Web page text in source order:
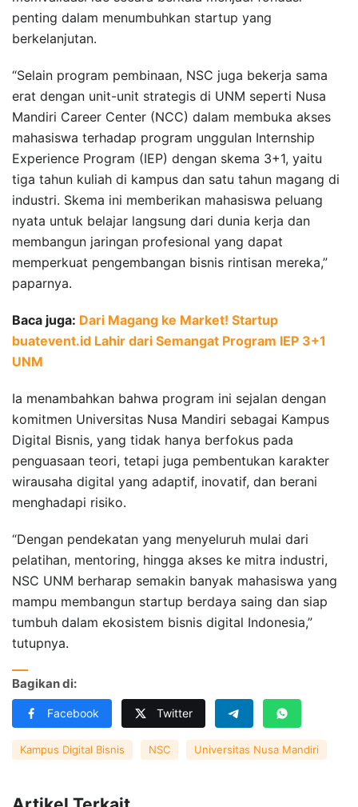
penting dalam menumbuhkan startup yang
berkelanjutan.
“Selain program pembinaan, NSC juga bekerja sama
erat dengan unit-unit strategis di UNM seperti Nusa
Mandiri Career Center (NCC) dalam membuka akses
mahasiswa terhadap program unggulan Internship
Experience Program (IEP) dengan skema 3+1, yaitu
tiga tahun kuliah di kampus dan satu tahun magang di
industri. Skema ini memberikan mahasiswa peluang
nyata untuk belajar langsung dari dunia kerja dan
membangun jaringan profesional yang dapat
memperkuat pengembangan bisnis rintisan mereka,”
paparnya.
Baca juga: Dari Magang ke Market! Startup
buatevent.id Lahir dari Semangat Program IEP 3+1
UNM
Ia menambahkan bahwa program ini sejalan dengan
komitmen Universitas Nusa Mandiri sebagai Kampus
Digital Bisnis, yang tidak hanya berfokus pada
penguasaan teori, tetapi juga pembentukan karakter
wirausaha digital yang adaptif, inovatif, dan berani
menghadapi risiko.
“Dengan pendekatan yang menyeluruh mulai dari
pelatihan, mentoring, hingga akses ke mitra industri,
NSC UNM berharap semakin banyak mahasiswa yang
mampu membangun startup berdaya saing dan siap
tumbuh dalam ekosistem bisnis digital Indonesia,”
tutupnya.
Bagikan di:
Facebook Twitter
Kampus Digital Bisnis NSC Universitas Nusa Mandiri